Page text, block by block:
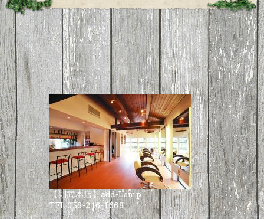
【則武本店】add-Lamp
TEL 058-216-1668